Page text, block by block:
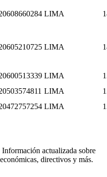
LIMA
LIMA
LIMA
LIMA
LIMA
Información actualizada sobre
directivos y más.